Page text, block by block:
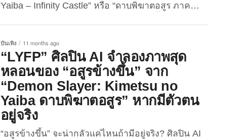
Yaiba – Infinity Castle” หรือ “ดาบพิฆาตอสูร ภาค
หรือแม้แต่กลุ่มแฟนอาร์ต ก็มีผลงานที่น่าสนใจทยอย
ออกมาไม่หยุด และหนึ่งในสิ่งที่สะดุดตาแฟน ๆ อย่าง
มากในช่วงนี้ก็คือ… “ภาพวาดตัวละคร Demon Slayer
ในสไตล์ญี่ปุ่นโบราณ” ที่ทั้งสวย สง่า...
บันเทิง 11 months ago
“LYFP” ศิลปิน AI จำลองภาพสุด
หลอนของ “อสูรข้างขึ้น” จาก
“Demon Slayer: Kimetsu no
Yaiba ดาบพิฆาตอสูร” หากมีตัวตน
อยู่จริง
“อสูรข้างขึ้น” จะน่ากลัวแค่ไหนถ้ามีอยู่จริง? ศิลปิน AI